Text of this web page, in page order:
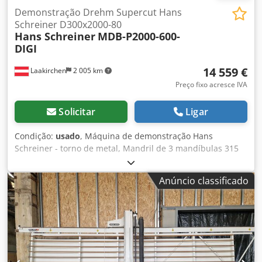
Laakirchen 2 005 km
Demonstração Drehm Supercut Hans
Schreiner D300x2000-80
Hans Schreiner MDB-P2000-600-
DIGI
14 559 €
Preço fixo acresce IVA
Solicitar Ligar
Condição: usado, Máquina de demonstração Hans
Schreiner - torno de metal, Mandril de 3 mandíbulas 315
mm, placa frontal de 4 mandíbulas 320 mm, Disco de
fixação 430 mm, disco de acionamento 250 mm, moldura
vertical, moldura de equitação, freio magnético, comutável
automaticamente e com operação de pé, Sistema de
refrigeração, lâmpada halógena, anteparo, Bandeja de
cavacos pode ser puxada para frente, punções sólidas,
punções rolantes MK5 Cama removível, endurecida e
retificada Cama e engrenagens de transmissão sem
enchimento de óleo incluindo Multifix Set B e display
Anúncio classificado